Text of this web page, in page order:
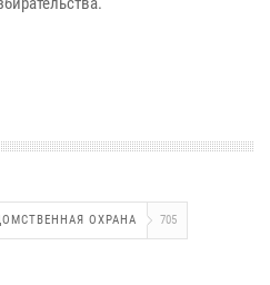
ОХРАНА 705